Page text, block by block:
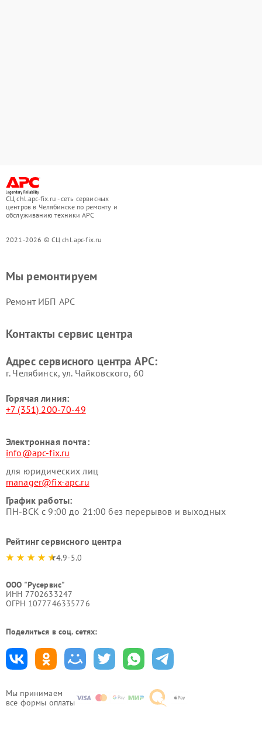
СЦ chl.apc-fix.ru - сеть сервисных
центров в Челябинске по ремонту и
обслуживанию техники APC
2021-2026 © СЦ chl.apc-fix.ru
Мы принимаем
все формы оплаты
Мы ремонтируем
Ремонт ИБП APC
Контакты сервис центра
Адрес сервисного центра APC:
г. Челябинск, ул. Чайковского, 60
Горячая линия:
+7 (351) 200-70-49
Электронная почта:
info@apc-fix.ru
для юридических лиц
manager@fix-apc.ru
График работы:
ПН-ВСК с 9:00 до 21:00 без перерывов и выходных
Рейтинг сервисного центра
4.9-5.0
ООО "Русервис"
ИНН 7702633247
ОГРН 1077746335776
Поделиться в соц. сетях: